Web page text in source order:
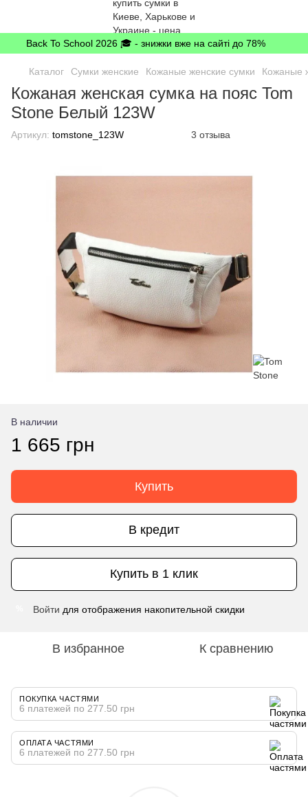
Back To School 2026 🎓 - знижки вже на сайті до 78%
Каталог Сумки женские Кожаные женские сумки Кожаные
Кожаная женская сумка на пояс Tom
Stone Белый 123W
Артикул: tomstone_123W 3 отзыва
В наличии
1 665 грн
Купить
В кредит
Купить в 1 клик
Войти для отображения накопительной скидки
В избранное К сравнению
ПОКУПКА ЧАСТЯМИ
6 платежей по 277.50 грн
ОПЛАТА ЧАСТЯМИ
6 платежей по 277.50 грн